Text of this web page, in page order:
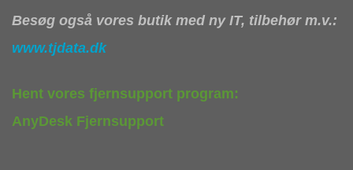
Besøg også vores butik med ny IT, tilbehør m.v.:
www.tjdata.dk
Hent vores fjernsupport program:
AnyDesk Fjernsupport